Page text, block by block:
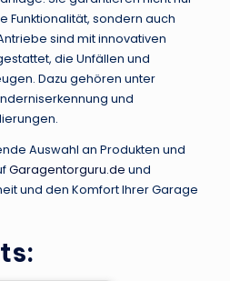
Funktionalität, sondern auch
sind mit innovativen
die Unfällen und
Dazu gehören unter
und
Auswahl an Produkten und
Garagentorguru.de und
und den Komfort Ihrer Garage